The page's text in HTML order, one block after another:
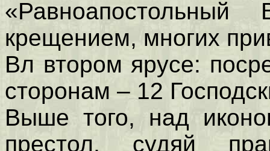
крещением, многих
Вл втором ярусе:
сторонам – 12
Выше того, над
престол, судяй